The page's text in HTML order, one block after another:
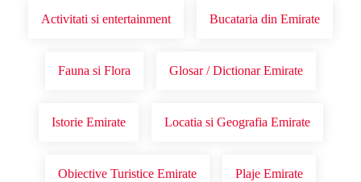
Activitati si entertainment Bucataria din Emirate
Fauna si Flora Glosar / Dictionar Emirate
Istorie Emirate Locatia si Geografia Emirate
Obiective Turistice Emirate Plaje Emirate